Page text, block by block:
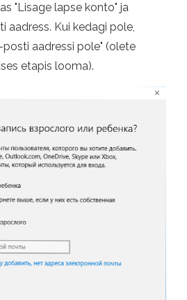
"Lisage lapse konto" ja
aadress. Kui kedagi pole,
posti aadressi pole" (olete
etapis looma).